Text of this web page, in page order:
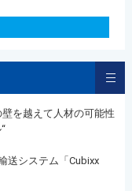
を越えて人材の可能性
送システム「Cubixx